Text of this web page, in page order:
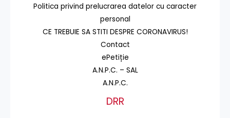
Politica privind prelucrarea datelor cu caracter
personal
CE TREBUIE SA STITI DESPRE CORONAVIRUS!
Contact
ePetiție
A.N.P.C. – SAL
A.N.P.C.
DRR